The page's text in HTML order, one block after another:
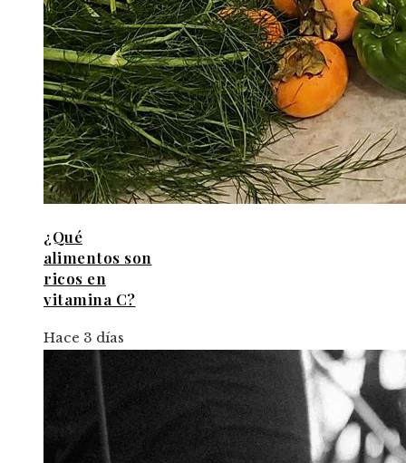
¿Qué
alimentos son
ricos en
vitamina C?
Hace 3 días